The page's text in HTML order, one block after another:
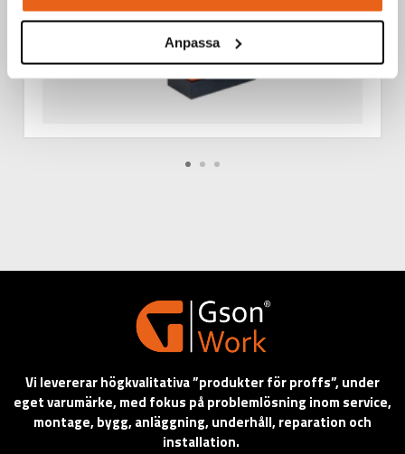
Anpassa
Vi levererar högkvalitativa ”produkter för proffs”, under
eget varumärke, med fokus på problemlösning inom service,
montage, bygg, anläggning, underhåll, reparation och
installation.